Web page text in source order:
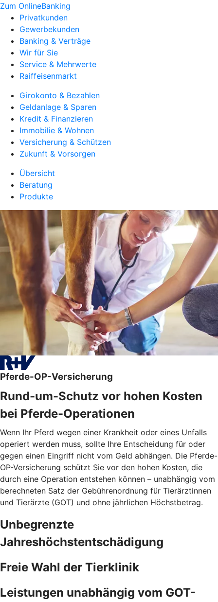
Zum OnlineBanking
Privatkunden
Gewerbekunden
Banking & Verträge
Wir für Sie
Service & Mehrwerte
Raiffeisenmarkt
Girokonto & Bezahlen
Geldanlage & Sparen
Kredit & Finanzieren
Immobilie & Wohnen
Versicherung & Schützen
Zukunft & Vorsorgen
Übersicht
Beratung
Produkte
Pferde-OP-Versicherung
Rund-um-Schutz vor hohen Kosten
bei Pferde-Operationen
Wenn Ihr Pferd wegen einer Krankheit oder eines Unfalls
operiert werden muss, sollte Ihre Entscheidung für oder
gegen einen Eingriff nicht vom Geld abhängen. Die Pferde-
OP-Versicherung schützt Sie vor den hohen Kosten, die
durch eine Operation entstehen können – unabhängig vom
berechneten Satz der Gebührenordnung für Tierärztinnen
und Tierärzte (GOT) und ohne jährlichen Höchstbetrag.
Unbegrenzte
Jahreshöchstentschädigung
Freie Wahl der Tierklinik
Leistungen unabhängig vom GOT-